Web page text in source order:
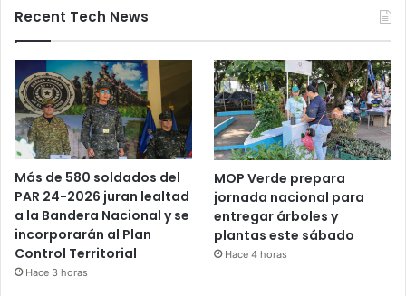
Recent Tech News
Más de 580 soldados del
PAR 24-2026 juran lealtad
a la Bandera Nacional y se
incorporarán al Plan
Control Territorial
Hace 3 horas
MOP Verde prepara
jornada nacional para
entregar árboles y
plantas este sábado
Hace 4 horas